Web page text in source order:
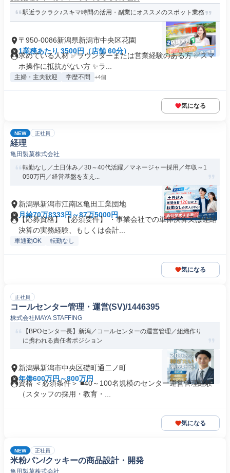
駅近ラクラク♪スキマ時間の活用・副業にオススメのスポット業務
〒950-0086新潟県新潟市中央区花園
1業務あたり 3500円（店舗 60分）
求めている人材 ✅ラウンダーまたは営業経験のある方 ✅スマ
ホ操作に抵抗がない方 ✨ラ...
主婦・主夫歓迎 学歴不問 +4個
気になる
NEW 正社員
経理
亀田製菓株式会社
転勤なし／土日休み／30～40代活躍／マネージャー採用／年収～1
050万円／経営基盤を支え...
新潟県新潟市江南区亀田工業団地
月給70万8333円～87万5000円
【応募資格】 【必須要件】 ・事業会社での単体決算又は連結
決算の実務経験、もしくは会計...
車通勤OK 転勤なし
気になる
正社員
コールセンター管理・運営(SV)/1446395
株式会社MAYA STAFFING
【BPOセンター長】新潟／コールセンターの運営管理／組織作り
に携われる責任者ポジション
新潟県新潟市中央区礎町通二ノ町
年俸600万円～800万円
資格 ＜必須条件＞ ■40～100名規模のセンター運営管理経験
（スタッフの採用・教育・...
気になる
NEW 正社員
米粉パン/クッキーの商品設計・開発
亀田製菓株式会社